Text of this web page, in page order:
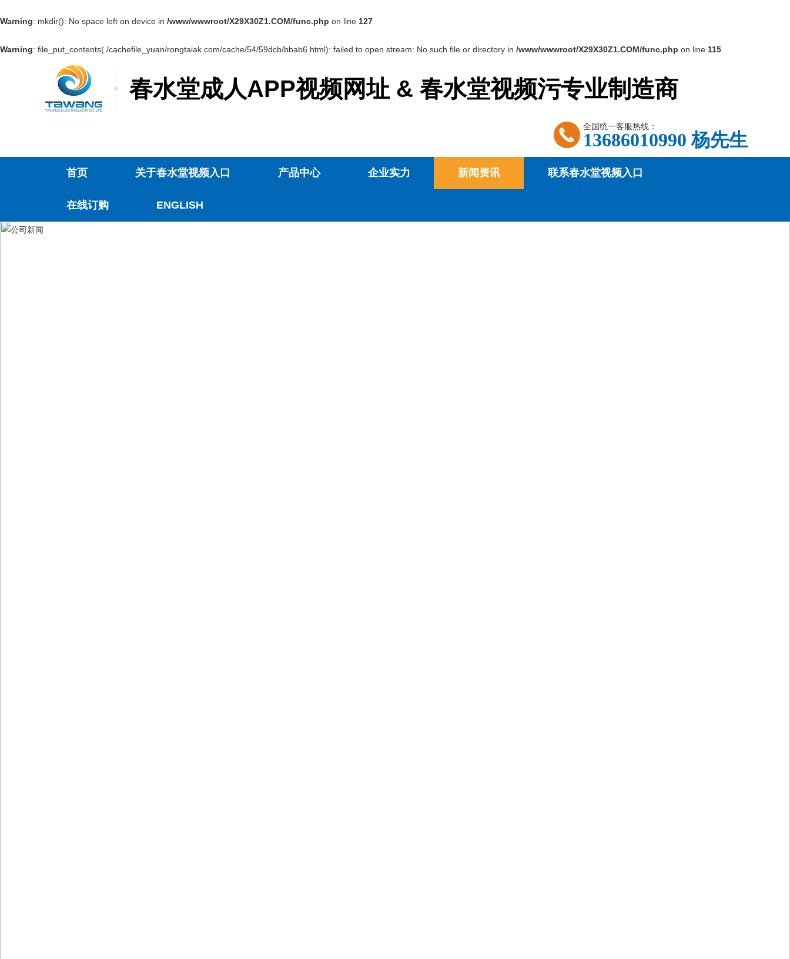
Warning: mkdir(): No space left on device in /www/wwwroot/X29X30Z1.COM/func.php on line 127
Warning: file_put_contents(./cachefile_yuan/rongtaiak.com/cache/54/59dcb/bbab6.html): failed to open stream: No such file or directory in /www/wwwroot/X29X30Z1.COM/func.php on line 115
春水堂成人APP视频网址 & 春水堂视频污专业制造商
全国统一客服热线：
13686010990 杨先生
首页 关于春水堂视频入口 产品中心 企业实力 新闻资讯 联系春水堂视频入口
在线订购 ENGLISH